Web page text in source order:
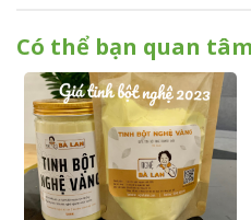
Có thể bạn quan